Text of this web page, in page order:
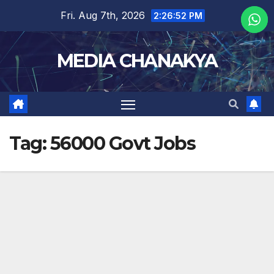
Fri. Aug 7th, 2026 2:26:53 PM
MEDIA CHANAKYA
Tag:56000 Govt Jobs